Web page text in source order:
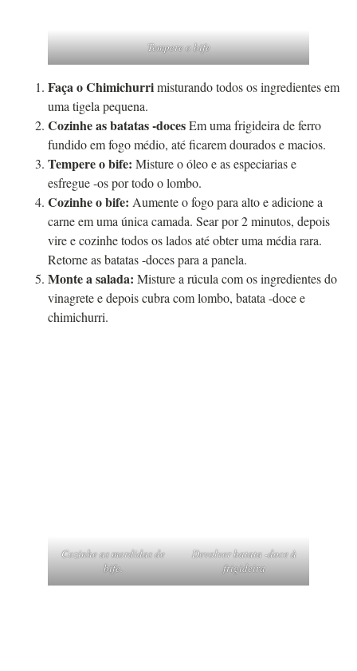
Tempere o bife
Faça o Chimichurrimisturando todos os ingredientes em
uma tigela pequena.
Cozinhe as batatas -docesEm uma frigideira de ferro
fundido em fogo médio, até ficarem dourados e macios.
Tempere o bife: Misture o óleo e as especiarias e
esfregue -os por todo o lombo.
Cozinhe o bife: Aumente o fogo para alto e adicione a
carne em uma única camada. Sear por 2 minutos, depois
vire e cozinhe todos os lados até obter uma média rara.
Retorne as batatas -doces para a panela.
Monte a salada: Misture a rúcula com os ingredientes do
vinagrete e depois cubra com lombo, batata -doce e
chimichurri.
Cozinhe as mordidas de
bife.
Devolver batata -doce à
frigideira